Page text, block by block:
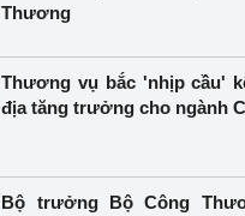
Thương
Thương vụ bắc 'nhịp cầu'
địa tăng trưởng cho ngành
Bộ trưởng Bộ Công